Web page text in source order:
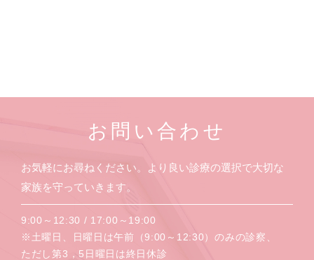
お問い合わせ
お気軽にお尋ねください。より良い診療の選択で大切な
家族を守っていきます。
9:00～12:30 / 17:00～19:00
※土曜日、日曜日は午前（9:00～12:30）のみの診察、
ただし第3，5日曜日は終日休診